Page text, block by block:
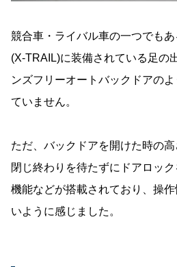
競合車・ライバル車の一つでも
(X-TRAIL)に装備されている足の
ンズフリーオートバックドアの
ていません。
ただ、バックドアを開けた時の高
閉じ終わりを待たずにドアロッ
機能などが搭載されており、操
いように感じました。